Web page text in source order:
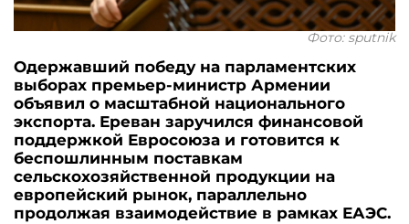
Фото: sputnik
Одержавший победу на парламентских
выборах премьер-министр Армении
объявил о масштабной национального
экспорта. Ереван заручился финансовой
поддержкой Евросоюза и готовится к
беспошлинным поставкам
сельскохозяйственной продукции на
европейский рынок, параллельно
продолжая взаимодействие в рамках ЕАЭС.